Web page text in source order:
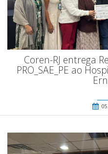
Coren-RJ entrega
PRO_SAE_PE ao